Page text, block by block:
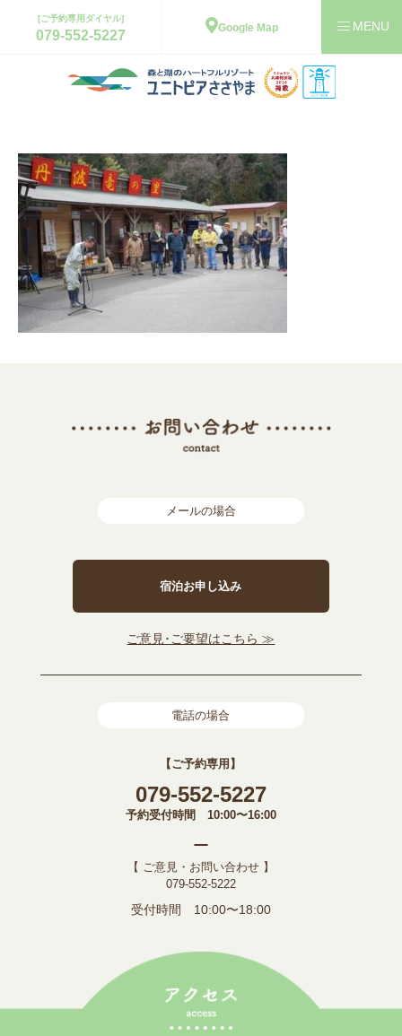
[ご予約専用ダイヤル]
079-552-5227 Google Map
メールの場合
宿泊お申し込み
ご意見･ご要望はこちら ≫
電話の場合
【ご予約専用】
079-552-5227
予約受付時間 10:00〜16:00
【 ご意見・お問い合わせ 】
079-552-5222
受付時間 10:00〜18:00